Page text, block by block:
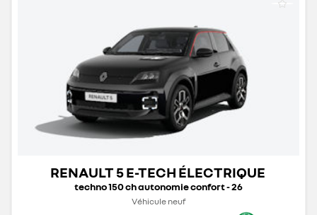
RENAULT 5 E-TECH ÉLECTRIQUE
techno 150 ch autonomie confort - 26
Véhicule neuf